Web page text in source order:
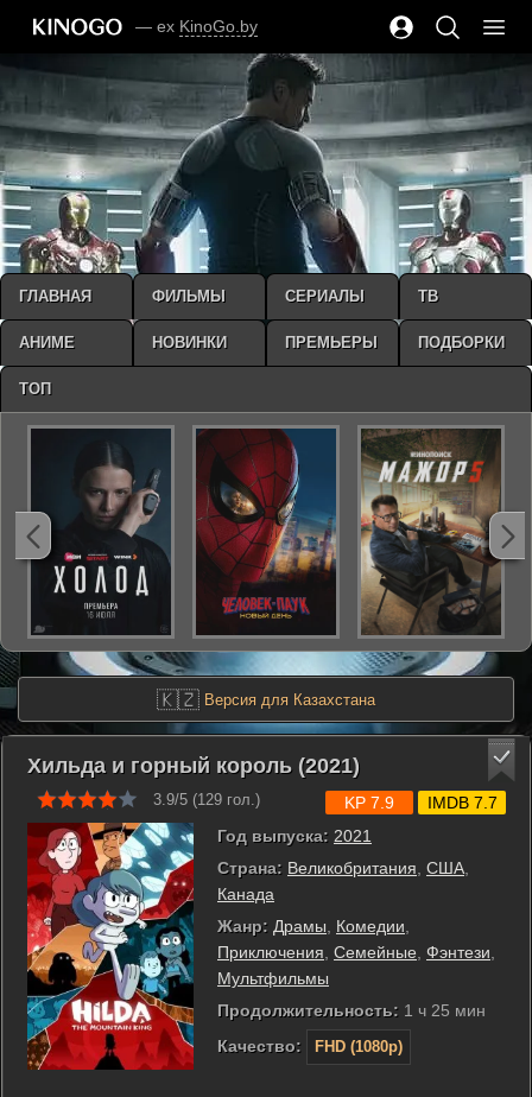
— ex KinoGo.by
🇰🇿 Версия для Казахстана
Хильда и горный король (2021)
3.9/5 (129 гол.)
Год выпуска: 2021
Страна: Великобритания США
Канада
Жанр: Драмы Комедии
Приключения Семейные Фэнтези
Мультфильмы
Продолжительность: 1 ч 25 мин
Качество:
FHD (1080p)
KP 7.9 IMDB 7.7
ГЛАВНАЯ ФИЛЬМЫ СЕРИАЛЫ ТВ
АНИМЕ НОВИНКИ ПРЕМЬЕРЫ ПОДБОРКИ
ТОП